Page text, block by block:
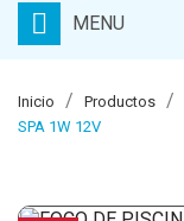
MENU
Inicio Productos
SPA 1W 12V